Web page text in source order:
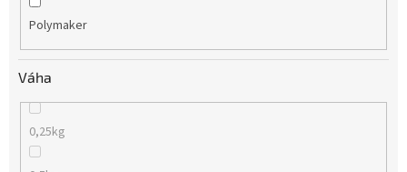
Polymaker
Váha
0,25kg